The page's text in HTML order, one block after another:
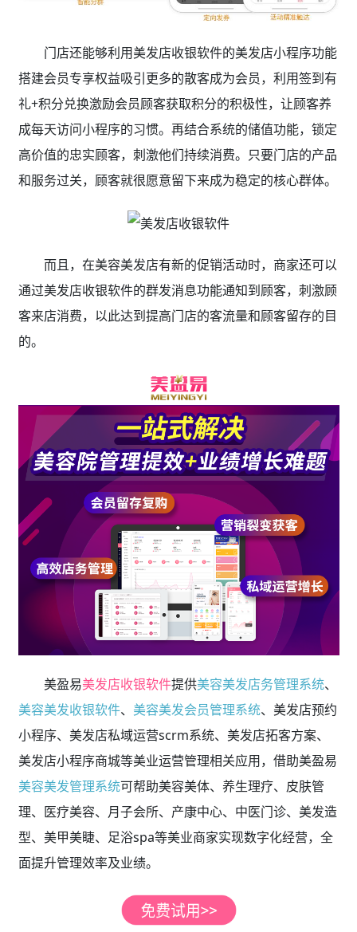
门店还能够利用美发店收银软件的美发店小程序功能
搭建会员专享权益吸引更多的散客成为会员，利用签到有
礼+积分兑换激励会员顾客获取积分的积极性，让顾客养
成每天访问小程序的习惯。再结合系统的储值功能，锁定
高价值的忠实顾客，刺激他们持续消费。只要门店的产品
和服务过关，顾客就很愿意留下来成为稳定的核心群体。
而且，在美容美发店有新的促销活动时，商家还可以
通过美发店收银软件的群发消息功能通知到顾客，刺激顾
客来店消费，以此达到提高门店的客流量和顾客留存的目
的。
美盈易美发店收银软件提供美容美发店务管理系统、
美容美发收银软件、 美容美发会员管理系统、美发店预约
小程序、美发店私域运营scrm系统、美发店拓客方案、
美发店小程序商城等美业运营管理相关应用，借助美盈易
美容美发管理系统可帮助美容美体、养生理疗、皮肤管
理、医疗美容、月子会所、产康中心、中医门诊、美发造
型、美甲美睫、足浴spa等美业商家实现数字化经营，全
面提升管理效率及业绩。